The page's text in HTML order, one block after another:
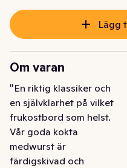
Lägg
Om varan
"En riktig klassiker och
en självklarhet på vilket
frukostbord som helst.
Vår goda kokta
medwurst är
färdigskivad och